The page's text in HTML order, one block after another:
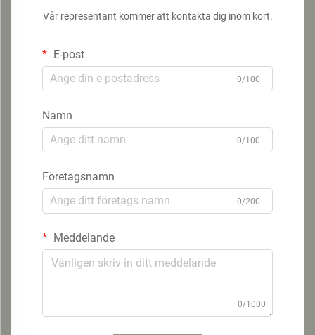
Vår representant kommer att kontakta dig inom kort.
E-post
0/100
Namn
0/100
Företagsnamn
0/200
Meddelande
0/1000